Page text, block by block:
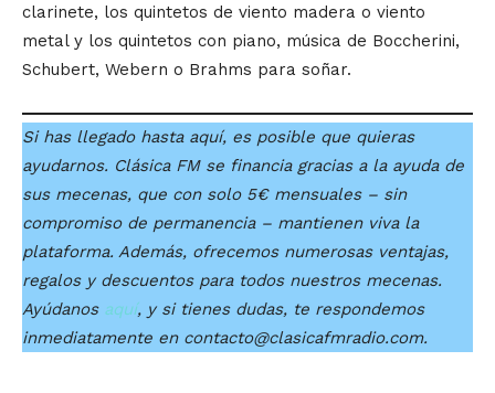
clarinete, los quintetos de viento madera o viento
metal y los quintetos con piano, música de Boccherini,
Schubert, Webern o Brahms para soñar.
Si has llegado hasta aquí, es posible que quieras
ayudarnos. Clásica FM se financia gracias a la ayuda de
sus mecenas, que con solo 5€ mensuales – sin
compromiso de permanencia – mantienen viva la
plataforma. Además, ofrecemos numerosas ventajas,
regalos y descuentos para todos nuestros mecenas.
Ayúdanos aquí, y si tienes dudas, te respondemos
inmediatamente en contacto@clasicafmradio.com.